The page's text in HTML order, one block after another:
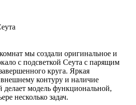
мы создали оригинальное и
с подсветкой Сеута с парящим
круга. Яркая
контуру и наличие
модель функциональной,
несколько задач.